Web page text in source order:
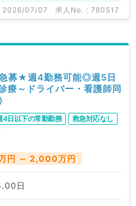
2026/07/07 求人No. : 780517
募★週4勤務可能◎週5日
療～ドライバー・看護師同
4日以下の常勤勤務
救急対応なし
円 ～ 2,000万円
日